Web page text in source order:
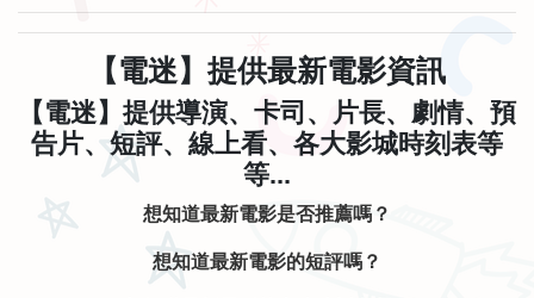
【電迷】提供最新電影資訊
【電迷】提供導演、卡司、片長、劇情、預
告片、短評、線上看、各大影城時刻表等
等...
想知道最新電影是否推薦嗎？
想知道最新電影的短評嗎？